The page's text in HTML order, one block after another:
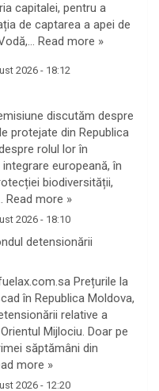
capitalei, pentru a
de captarea a apei de
Read more »
2026 - 18:12
discutăm despre
protejate din Republica
rolul lor în
europeană, în
biodiversității,
Read more »
2026 - 18:10
detensionării
Prețurile la
în Republica Moldova,
relative a
Mijlociu. Doar pe
săptămâni din
more »
2026 - 12:20